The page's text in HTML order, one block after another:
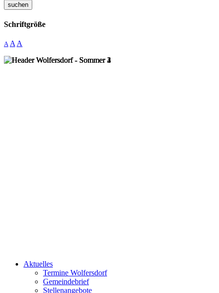
suchen
Schriftgröße
A A A
Aktuelles
Termine Wolfersdorf
Gemeindebrief
Stellenangebote